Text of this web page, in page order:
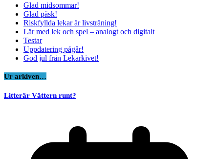
Glad midsommar!
Glad påsk!
Riskfyllda lekar är livsträning!
Lär med lek och spel – analogt och digitalt
Testar
Uppdatering pågår!
God jul från Lekarkivet!
Ur arkiven…
Litterär Vättern runt?